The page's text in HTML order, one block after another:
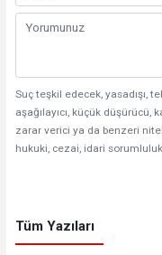
Suç teşkil edecek, yasadışı,
aşağılayıcı, küçük düşürücü,
zarar verici ya da benzeri
hukuki, cezai, idari
Tüm Yazıları